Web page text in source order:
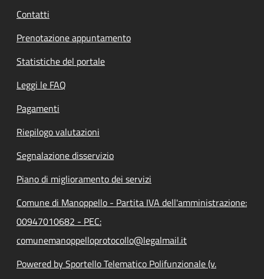
Contatti
Prenotazione appuntamento
Statistiche del portale
Leggi le FAQ
Pagamenti
Riepilogo valutazioni
Segnalazione disservizio
Piano di miglioramento dei servizi
Comune di Manoppello - Partita IVA dell'amministrazione:
00947010682 - PEC:
comunemanoppelloprotocollo@legalmail.it
Powered by Sportello Telematico Polifunzionale (v.